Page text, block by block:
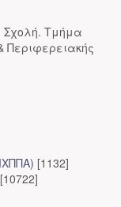
Σχολή. Τμήμα
Περιφερειακής
[1132]
[10722]